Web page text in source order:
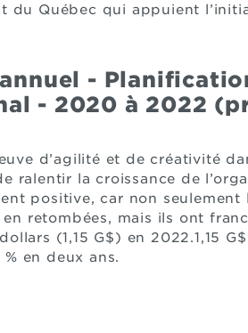
du Québec qui appuient
-
- 2020 à 2022
d’agilité et de créativité
ralentir la croissance de
positive, car non seulement
retombées, mais ils ont
(1,15 G$) en 2022.1,15
en deux ans.